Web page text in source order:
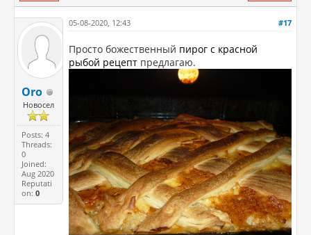
Oro
Новосел
Posts: 4
Threads:
0
Joined:
Aug 2020
Reputati
on:0
#17
05-08-2020, 12:43
Просто божественный пирог с красной
рыбой рецепт предлагаю.